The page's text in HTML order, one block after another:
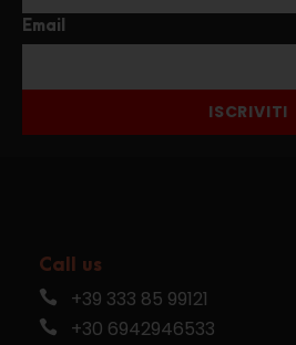
Email
ISCRIVITI
Call us
+39 333 85 99121
+30 6942946533